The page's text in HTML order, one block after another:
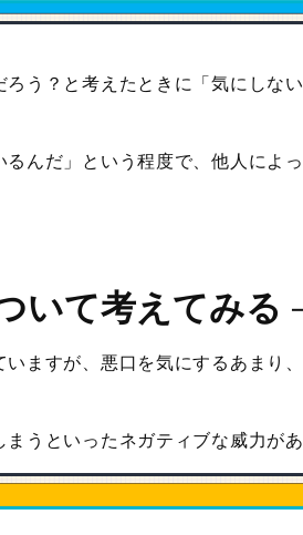
う？と考えたときに「気にしな
んだ」という程度で、他人によ
いて考えてみる
ますが、悪口を気にするあまり
うといったネガティブな威力があ